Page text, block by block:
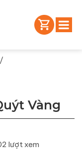
/
Vàng
lượt xem